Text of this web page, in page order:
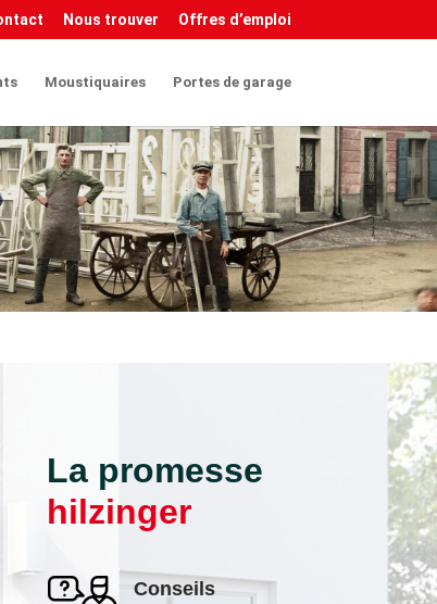
''); }); }); </script&gt
Nous trouver Offres d’emploi
Moustiquaires Portes de garage
La promesse
hilzinger
Conseils